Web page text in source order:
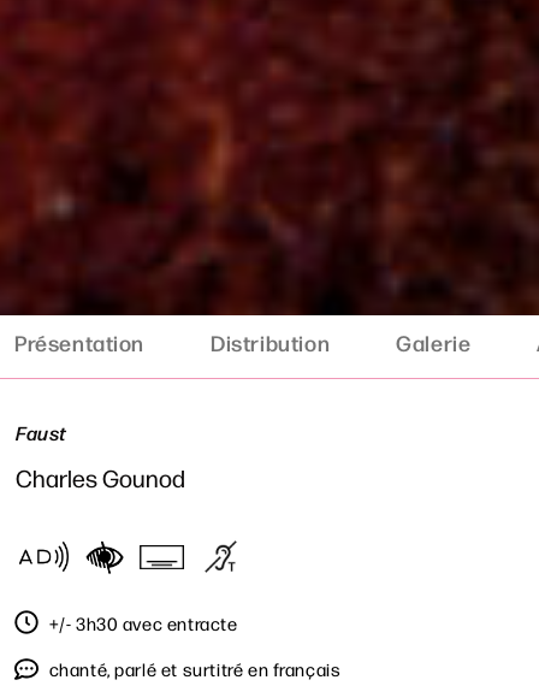
Présentation Distribution Galerie
Faust
Charles Gounod
+/- 3h30 avec entracte
chanté, parlé et surtitré en français